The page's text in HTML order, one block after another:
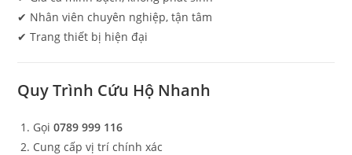
✔ Nhân viên chuyên nghiệp, tận tâm
✔ Trang thiết bị hiện đại
Quy Trình Cứu Hộ Nhanh
Gọi0789 999 116
Cung cấp vị trí chính xác